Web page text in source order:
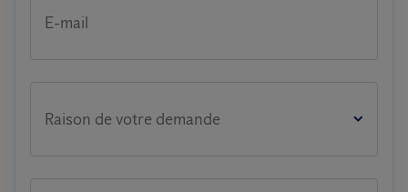
E-mail
Raison de votre demande